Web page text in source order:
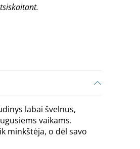
labai švelnus,
vaikams.
minkštėja, o dėl savo